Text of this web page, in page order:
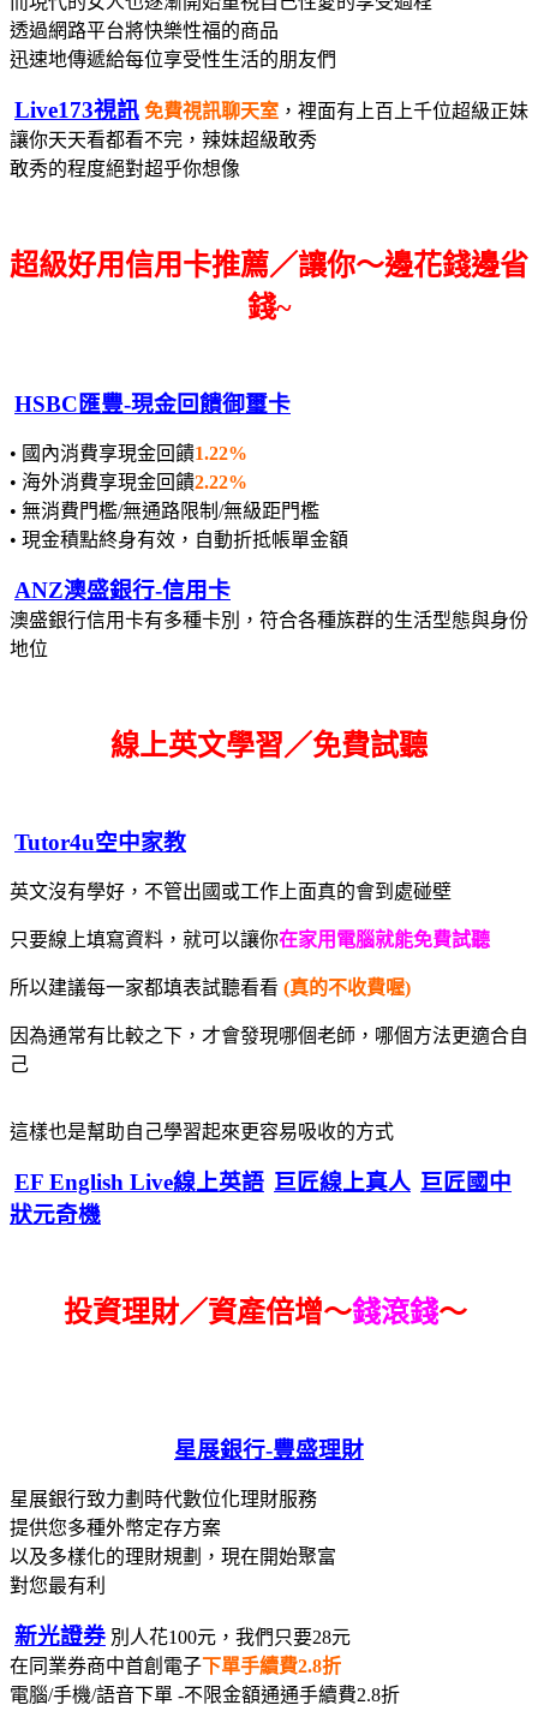
透過網路平台將快樂性福的商品
迅速地傳遞給每位享受性生活的朋友們
Live173視訊 免費視訊聊天室 ，裡面有上百上千位超級正妹
讓你天天看都看不完，辣妹超級敢秀
敢秀的程度絕對超乎你想像
超級好用信用卡推薦／讓你～邊花錢邊省
錢~
HSBC匯豐-現金回饋御璽卡
• 國內消費享現金回饋1.22%
• 海外消費享現金回饋2.22%
• 無消費門檻/無通路限制/無級距門檻
• 現金積點終身有效，自動折抵帳單金額
ANZ澳盛銀行-信用卡
澳盛銀行信用卡有多種卡別，符合各種族群的生活型態與身份
地位
線上英文學習／免費試聽
Tutor4u空中家教
英文沒有學好，不管出國或工作上面真的會到處碰壁
只要線上填寫資料，就可以讓你在家用電腦就能免費試聽
所以建議每一家都填表試聽看看 (真的不收費喔)
因為通常有比較之下，才會發現哪個老師，哪個方法更適合自
己
這樣也是幫助自己學習起來更容易吸收的方式
EF English Live線上英語 巨匠線上真人 巨匠國中
狀元奇機
投資理財／資產倍增～錢滾錢～
星展銀行-豐盛理財
星展銀行致力劃時代數位化理財服務
提供您多種外幣定存方案
以及多樣化的理財規劃，現在開始聚富
對您最有利
新光證券 別人花100元，我們只要28元
在同業券商中首創電子下單手續費2.8折
電腦/手機/語音下單 -不限金額通通手續費2.8折